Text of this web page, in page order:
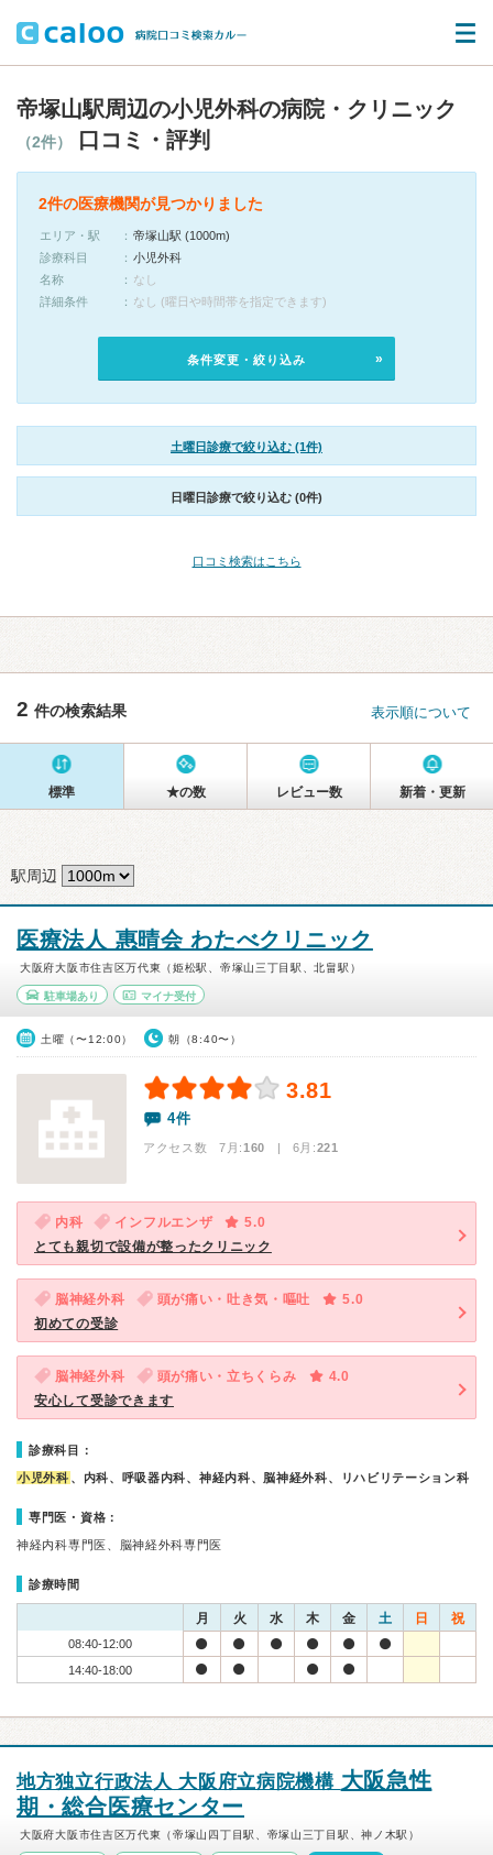
帝塚山駅周辺の小児外科の病院・クリニック
（2件） 口コミ・評判
2件の医療機関が見つかりました
エリア・駅
帝塚山駅 (1000m)
診療科目
小児外科
名称
なし
詳細条件
なし (曜日や時間帯を指定できます)
条件変更・絞り込み
土曜日診療で絞り込む (1件)
日曜日診療で絞り込む (0件)
口コミ検索はこちら
2 件の検索結果 表示順について
標準 ★の数 レビュー数 新着・更新
駅周辺
医療法人 惠晴会 わたべクリニック
大阪府大阪市住吉区万代東（姫松駅、帝塚山三丁目駅、北畠駅）
駐車場あり マイナ受付
土曜（〜12:00） 朝（8:40〜）
3.81
4件
アクセス数 7月:160 | 6月:221
内科 インフルエンザ
5.0
とても親切で設備が整ったクリニック
脳神経外科 頭が痛い・吐き気・嘔吐
5.0
初めての受診
脳神経外科 頭が痛い・立ちくらみ
4.0
安心して受診できます
診療科目：
小児外科 、内科、呼吸器内科、神経内科、脳神経外科、リハビリテーション科
専門医・資格：
神経内科専門医、脳神経外科専門医
診療時間
月 火 水 木 金 土 日 祝
08:40-12:00
14:40-18:00
地方独立行政法人 大阪府立病院機構 大阪急性
期・総合医療センター
大阪府大阪市住吉区万代東（帝塚山四丁目駅、帝塚山三丁目駅、神ノ木駅）